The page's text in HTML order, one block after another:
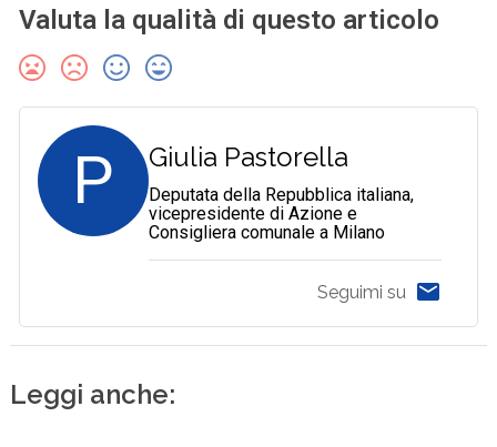
Valuta la qualità di questo articolo
P Giulia Pastorella
Deputata della Repubblica italiana,
vicepresidente di Azione e
Consigliera comunale a Milano
Seguimi su
Leggi anche: